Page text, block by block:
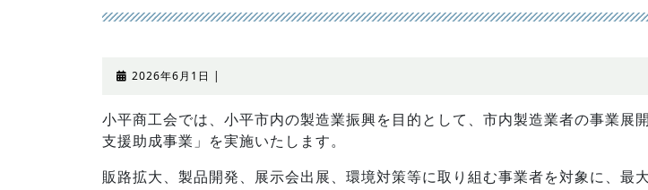
2026年6月1日 2026
月
1
日
|
小平商工会では、小平市内の製造業振興を目的として、市内製造業者の事業
支援助成事業」を実施いたします。
販路拡大、製品開発、展示会出展、環境対策等に取り組む事業者を対象に、最